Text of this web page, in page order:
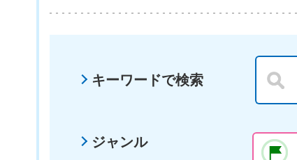
キーワードで検索
ジャンル